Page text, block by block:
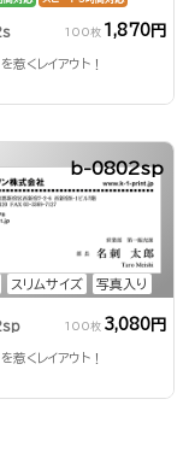
100枚 1,870円
惹くレイアウト！
スリムサイズ 写真入り
b-0802sp
100枚 3,080円
惹くレイアウト！